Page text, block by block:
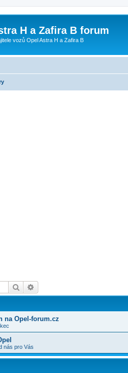
H a Zafira B forum
vozů Opel Astra H a Zafira B
Hledat
na Opel-forum.cz
nás pro Vás